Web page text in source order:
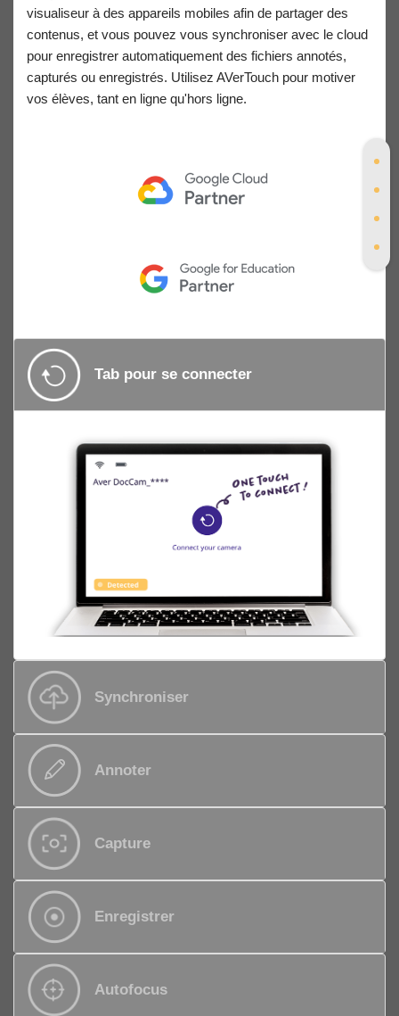
visualiseur à des appareils mobiles afin de partager des
contenus, et vous pouvez vous synchroniser avec le cloud
pour enregistrer automatiquement des fichiers annotés,
capturés ou enregistrés. Utilisez AVerTouch pour motiver
vos élèves, tant en ligne qu'hors ligne.
Tab pour se connecter
Synchroniser
Annoter
Capture
Enregistrer
Autofocus